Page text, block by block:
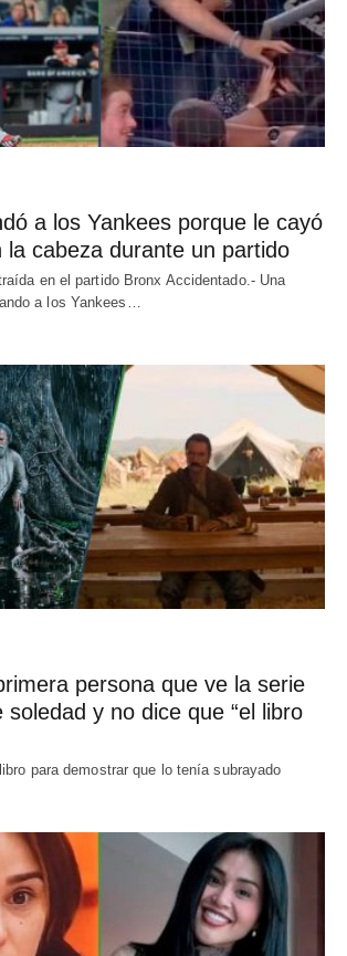
a los Yankees porque le cayó
la cabeza durante un partido
en el partido Bronx Accidentado.- Una
a los Yankees…
persona que ve la serie
soledad y no dice que “el libro
para demostrar que lo tenía subrayado